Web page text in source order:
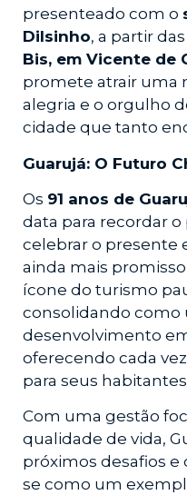
presenteado com o
Dilsinho, a partir
Bis, em Vicente de
promete atrair uma
alegria e o orgulho
cidade que tanto
Guarujá: O Futuro
Os 91 anos de
data para recordar o
celebrar o presente
ainda mais
ícone do turismo
consolidando como
desenvolvimento
oferecendo cada
para seus
Com uma gestão
qualidade de vida,
próximos desafios
se como um